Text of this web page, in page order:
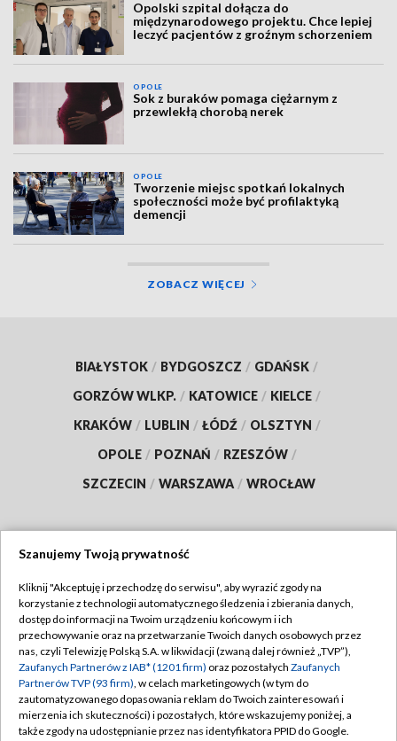
Opolski szpital dołącza do
międzynarodowego projektu. Chce lepiej
leczyć pacjentów z groźnym schorzeniem
OPOLE
Sok z buraków pomaga ciężarnym z
przewlekłą chorobą nerek
OPOLE
Tworzenie miejsc spotkań lokalnych
społeczności może być profilaktyką
demencji
ZOBACZ WIĘCEJ
BIAŁYSTOK / BYDGOSZCZ / GDAŃSK /
GORZÓW WLKP. / KATOWICE / KIELCE /
KRAKÓW / LUBLIN / ŁÓDŹ / OLSZTYN /
OPOLE / POZNAŃ / RZESZÓW /
SZCZECIN / WARSZAWA / WROCŁAW
TVP
Abonament TVP
Emisja w TVP
Centrum informacji TVP
Naziemna Telewizja Cyfrowa
Regulamin TVP
Polityka prywatności
Moje zgody
Pomoc
Szanujemy Twoją prywatność
Kliknij "Akceptuję i przechodzę do serwisu", aby wyrazić zgody na
korzystanie z technologii automatycznego śledzenia i zbierania danych,
dostęp do informacji na Twoim urządzeniu końcowym i ich
przechowywanie oraz na przetwarzanie Twoich danych osobowych przez
nas, czyli Telewizję Polską S.A. w likwidacji (zwaną dalej również „TVP”),
Zaufanych Partnerów z IAB* (1201 firm) oraz pozostałych Zaufanych
Partnerów TVP (93 firm), w celach marketingowych (w tym do
zautomatyzowanego dopasowania reklam do Twoich zainteresowań i
mierzenia ich skuteczności) i pozostałych, które wskazujemy poniżej, a
także zgody na udostępnianie przez nas identyfikatora PPID do Google.